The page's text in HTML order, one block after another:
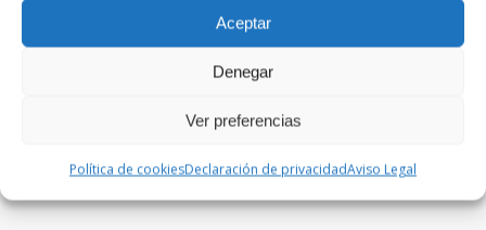
Aceptar
Denegar
Ver preferencias
Política de cookiesDeclaración de privacidadAviso Legal